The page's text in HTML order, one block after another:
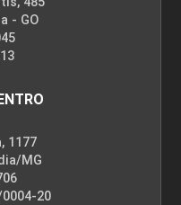
- GO
1177
MG
20